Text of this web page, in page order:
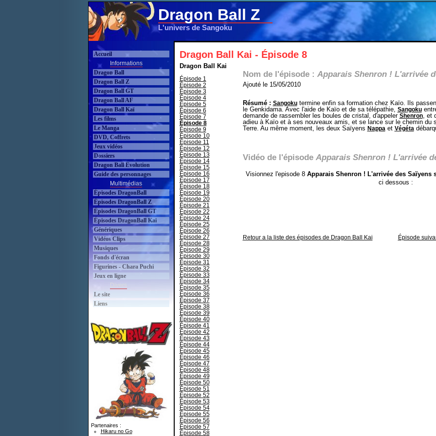
Dragon Ball Z
L'univers de Sangoku
Accueil
Informations
Dragon Ball
Dragon Ball Z
Dragon Ball GT
Dragon Ball AF
Dragon Ball Kaï
Les films
Le Manga
DVD, Coffrets
Jeux vidéos
Dossiers
Dragon Ball Evolution
Guide des personnages
Multimédias
Épisodes DragonBall
Épisodes DragonBall Z
Épisodes DragonBall GT
Épisodes DragonBall Kai
Génériques
Vidéos Clips
Musiques
Fonds d'écran
Figurines - Chara Puchi
Jeux en ligne
Le site
Liens
Partenaires :
Hikaru no Go
Dragon Ball Kai - Épisode 8
Dragon Ball Kai
Épisode 1
Épisode 2
Épisode 3
Épisode 4
Épisode 5
Épisode 6
Épisode 7
Épisode 8
Épisode 9
Épisode 10
Épisode 11
Épisode 12
Épisode 13
Épisode 14
Épisode 15
Épisode 16
Épisode 17
Épisode 18
Épisode 19
Épisode 20
Épisode 21
Épisode 22
Épisode 24
Épisode 25
Épisode 26
Épisode 27
Épisode 28
Épisode 29
Épisode 30
Épisode 31
Épisode 32
Épisode 33
Épisode 34
Épisode 35
Épisode 36
Épisode 37
Épisode 38
Épisode 39
Épisode 40
Épisode 41
Épisode 42
Épisode 43
Épisode 44
Épisode 45
Épisode 46
Épisode 47
Épisode 48
Épisode 49
Épisode 50
Épisode 51
Épisode 52
Épisode 53
Épisode 54
Épisode 55
Épisode 56
Épisode 57
Épisode 58
Nom de l'épisode : Apparais Shenron ! L'arrivée
Ajouté le 15/05/2010
Résumé : Sangokutermine enfin sa formation chez Kaïo. Ils
le Genkidama. Avec l'aide de Kaïo et de sa télépathie, Sangoku
demande de rassembler les boules de cristal, d'appeler Shenron, et
adieu à Kaïo et à ses nouveaux amis, et se lance sur le chemin du
Terre. Au même moment, les deux Saïyens Nappaet Végéta
Vidéo de l'épisode Apparais Shenron ! L'arrivée
Visionnez l'episode 8 Apparais Shenron ! L'arrivée des Saïyens
ci dessous :
Retour a la liste des épisodes de Dragon Ball Kai Épisode